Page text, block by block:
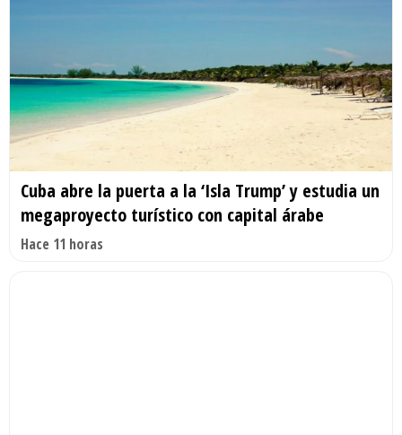
Cuba abre la puerta a la ‘Isla Trump’ y estudia un
megaproyecto turístico con capital árabe
Hace 11 horas